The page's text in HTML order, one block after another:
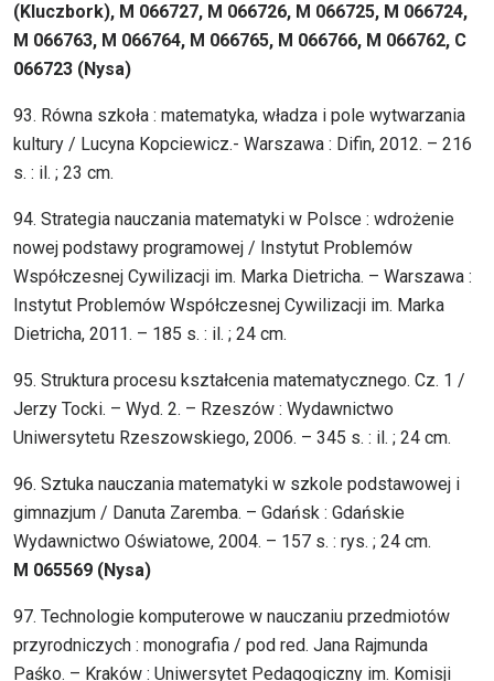
(Kluczbork), M 066727, M 066726, M 066725, M 066724,
M 066763, M 066764, M 066765, M 066766, M 066762, C
066723 (Nysa)
93. Równa szkoła : matematyka, władza i pole wytwarzania
kultury / Lucyna Kopciewicz.- Warszawa : Difin, 2012. – 216
s. : il. ; 23 cm.
94. Strategia nauczania matematyki w Polsce : wdrożenie
nowej podstawy programowej / Instytut Problemów
Współczesnej Cywilizacji im. Marka Dietricha. – Warszawa :
Instytut Problemów Współczesnej Cywilizacji im. Marka
Dietricha, 2011. – 185 s. : il. ; 24 cm.
95. Struktura procesu kształcenia matematycznego. Cz. 1 /
Jerzy Tocki. – Wyd. 2. – Rzeszów : Wydawnictwo
Uniwersytetu Rzeszowskiego, 2006. – 345 s. : il. ; 24 cm.
96. Sztuka nauczania matematyki w szkole podstawowej i
gimnazjum / Danuta Zaremba. – Gdańsk : Gdańskie
Wydawnictwo Oświatowe, 2004. – 157 s. : rys. ; 24 cm.
M 065569 (Nysa)
97. Technologie komputerowe w nauczaniu przedmiotów
przyrodniczych : monografia / pod red. Jana Rajmunda
Paśko. – Kraków : Uniwersytet Pedagogiczny im. Komisji